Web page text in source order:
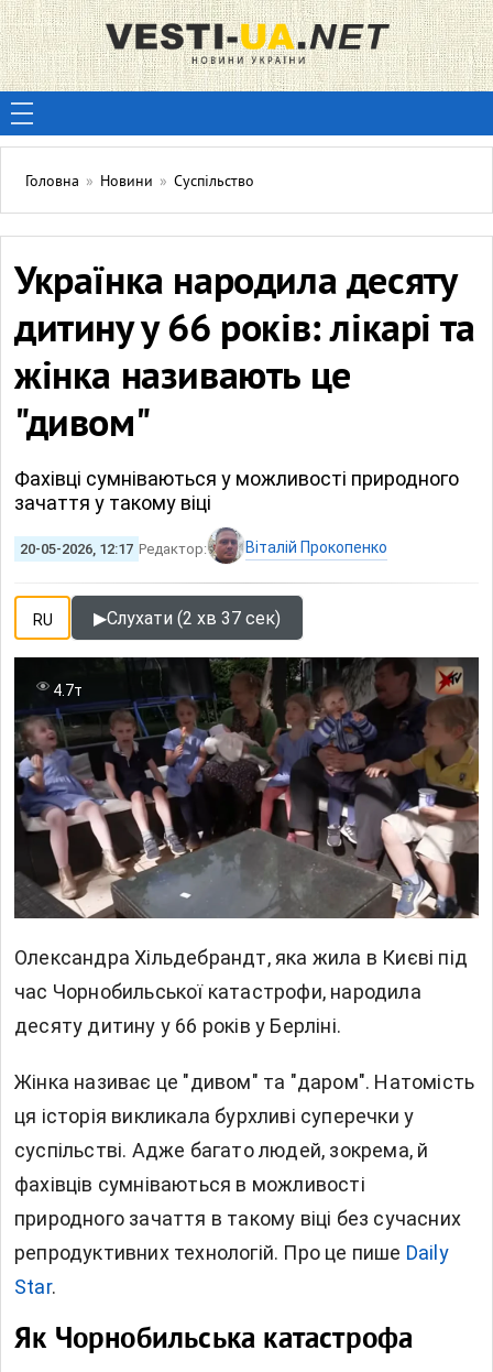
Головна » Новини » Суспільство
Українка народила десяту
дитину у 66 років: лікарі та
жінка називають це
"дивом"
Фахівці сумніваються у можливості природного
зачаття у такому віці
20-05-2026, 12:17 Редактор: Віталій Прокопенко
RU ▶Слухати (2 хв 37 сек)
4.7т
Олександра Хільдебрандт, яка жила в Києві під
час Чорнобильської катастрофи, народила
десяту дитину у 66 років у Берліні.
Жінка називає це "дивом" та "даром". Натомість
ця історія викликала бурхливі суперечки у
суспільстві. Адже багато людей, зокрема, й
фахівців сумніваються в можливості
природного зачаття в такому віці без сучасних
репродуктивних технологій. Про це пише Daily
Star.
Як Чорнобильська катастрофа